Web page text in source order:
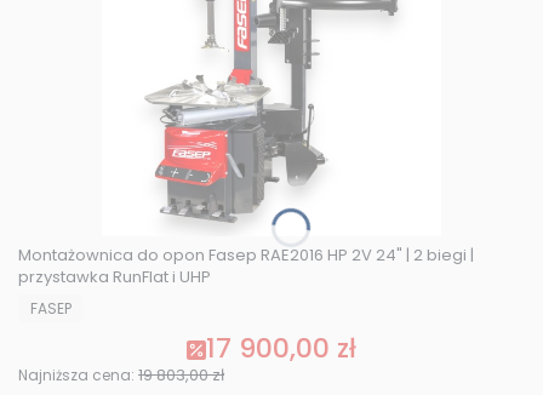
Montażownica do opon Fasep RAE2016 HP 2V 24" | 2 biegi |
przystawka RunFlat i UHP
PRODUCENT
FASEP
Cena promocyjna
17 900,00 zł
Najniższa cena: 19 803,00 zł